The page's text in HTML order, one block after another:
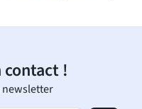
contact !
newsletter